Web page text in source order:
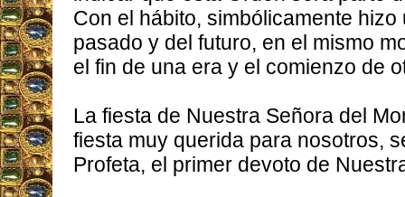
Con el hábito, simbólicamente
pasado y del futuro, en el mismo
el fin de una era y el comienzo de
La fiesta de Nuestra Señora del
fiesta muy querida para nosotros,
Profeta, el primer devoto de